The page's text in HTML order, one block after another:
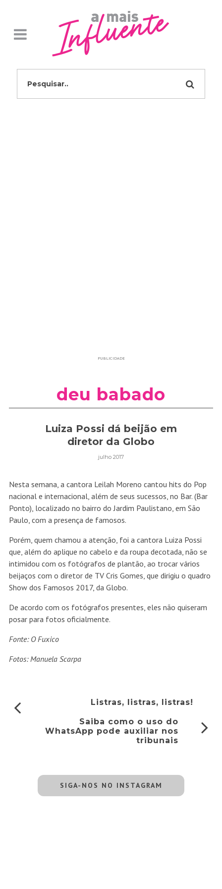
PUBLICIDADE
deu babado
Luiza Possi dá beijão em
diretor da Globo
julho 2017
Nesta semana, a cantora Leilah Moreno​ cantou hits do Pop
nacional e internacional, além de seus sucessos, no Bar. (Bar
Ponto), localizado no bairro do Jardim Paulistano, em São
Paulo, com a presença de famosos.
Porém, quem chamou a atenção, foi a cantora Luiza Possi
que, além do aplique no cabelo e da roupa decotada, não se
intimidou com os fotógrafos de plantão, ao trocar vários
beijaços com o diretor de TV Cris Gomes, que dirigiu o quadro
Show dos Famosos 2017, da Globo.
De acordo com os fotógrafos presentes, eles não quiseram
posar para fotos oficialmente.
Fonte: O Fuxico
Fotos: Manuela Scarpa
Listras, listras, listras!
Saiba como o uso do
WhatsApp pode auxiliar nos
tribunais
SIGA-NOS NO INSTAGRAM